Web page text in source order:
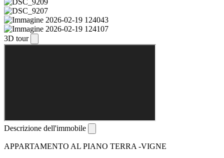
3D tour
Descrizione dell'immobile
APPARTAMENTO AL PIANO TERRA -VIGNE